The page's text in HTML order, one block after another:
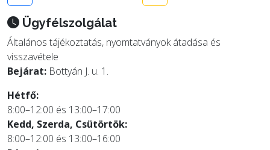
Ügyfélszolgálat
Általános tájékoztatás, nyomtatványok átadása és
visszavétele
Bejárat: Bottyán J. u. 1.
Hétfő:
8:00–12:00 és 13:00–17:00
Kedd, Szerda, Csütörtök:
8:00–12:00 és 13:00–16:00